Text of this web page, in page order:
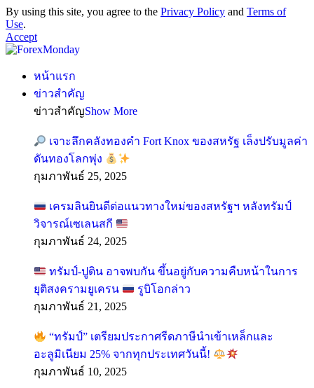
By using this site, you agree to the Privacy Policy and Terms of
Use.
Accept
หน้าแรก
ข่าวสำคัญ
ข่าวสำคัญShow More
เจาะลึกคลังทองคำ Fort Knox ของสหรัฐ เล็งปรับมูลค่า
ดันทองโลกพุ่ง
กุมภาพันธ์ 25, 2025
เครมลินยินดีต่อแนวทางใหม่ของสหรัฐฯ หลังทรัมป์
วิจารณ์เซเลนสกี
กุมภาพันธ์ 24, 2025
ทรัมป์-ปูติน อาจพบกัน ขึ้นอยู่กับความคืบหน้าในการ
ยุติสงครามยูเครน
รูบิโอกล่าว
กุมภาพันธ์ 21, 2025
“ทรัมป์” เตรียมประกาศรีดภาษีนำเข้าเหล็กและ
อะลูมิเนียม 25% จากทุกประเทศวันนี้!
กุมภาพันธ์ 10, 2025